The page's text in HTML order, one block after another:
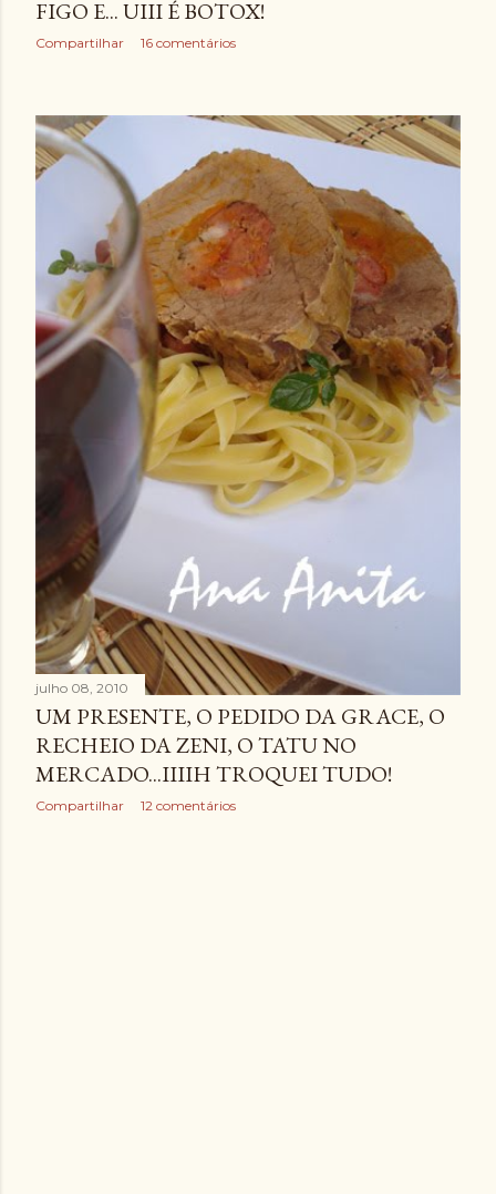
FIGO E... UIII É BOTOX!
Compartilhar 16 comentários
julho 08, 2010
UM PRESENTE, O PEDIDO DA GRACE, O
RECHEIO DA ZENI, O TATU NO
MERCADO...IIIIH TROQUEI TUDO!
Compartilhar 12 comentários